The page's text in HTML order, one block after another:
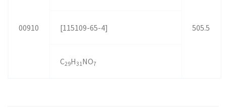
00910 505.5
[115109-65-4]
C29H31NO7